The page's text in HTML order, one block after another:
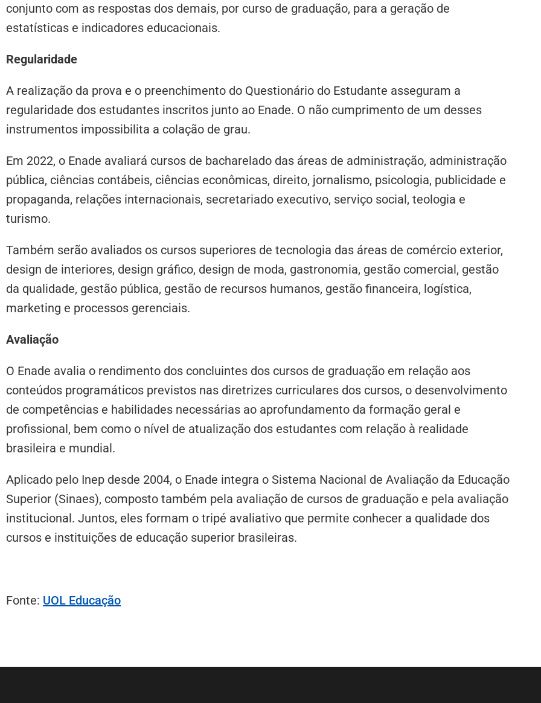
conjunto com as respostas dos demais, por curso de graduação, para a geração de
estatísticas e indicadores educacionais.
Regularidade
A realização da prova e o preenchimento do Questionário do Estudante asseguram a
regularidade dos estudantes inscritos junto ao Enade. O não cumprimento de um desses
instrumentos impossibilita a colação de grau.
Em 2022, o Enade avaliará cursos de bacharelado das áreas de administração, administração
pública, ciências contábeis, ciências econômicas, direito, jornalismo, psicologia, publicidade e
propaganda, relações internacionais, secretariado executivo, serviço social, teologia e
turismo.
Também serão avaliados os cursos superiores de tecnologia das áreas de comércio exterior,
design de interiores, design gráfico, design de moda, gastronomia, gestão comercial, gestão
da qualidade, gestão pública, gestão de recursos humanos, gestão financeira, logística,
marketing e processos gerenciais.
Avaliação
O Enade avalia o rendimento dos concluintes dos cursos de graduação em relação aos
conteúdos programáticos previstos nas diretrizes curriculares dos cursos, o desenvolvimento
de competências e habilidades necessárias ao aprofundamento da formação geral e
profissional, bem como o nível de atualização dos estudantes com relação à realidade
brasileira e mundial.
Aplicado pelo Inep desde 2004, o Enade integra o Sistema Nacional de Avaliação da Educação
Superior (Sinaes), composto também pela avaliação de cursos de graduação e pela avaliação
institucional. Juntos, eles formam o tripé avaliativo que permite conhecer a qualidade dos
cursos e instituições de educação superior brasileiras.
Fonte: UOL Educação